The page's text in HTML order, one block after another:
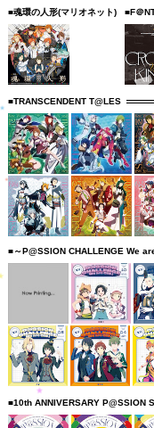
■魂環の人形(マリオネット) ■F＠
■TRANSCENDENT T@LES
■～P@SSION CHALLENGE We
■10th ANNIVERSARY P@SSION